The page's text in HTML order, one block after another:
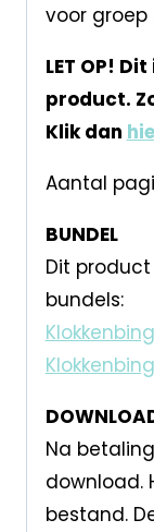
voor
LET OP!
product.
Klik dan
Aantal
BUNDEL
Dit
bundels:
Na
download.
bestand.